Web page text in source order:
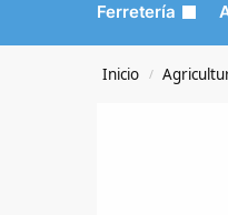
Ferretería
Inicio /